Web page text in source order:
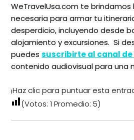
WeTravelUsa.com te brindamos
necesaria para armar tu
desperdicio, incluyendo desde
alojamiento y excursiones. Si
puedessuscribirte al canal de
contenido audiovisual para una
¡Haz clic para puntuar esta
(Votos:1 Promedio:5)